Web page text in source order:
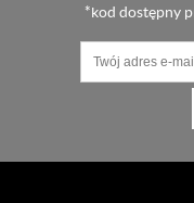
*kod dostępny